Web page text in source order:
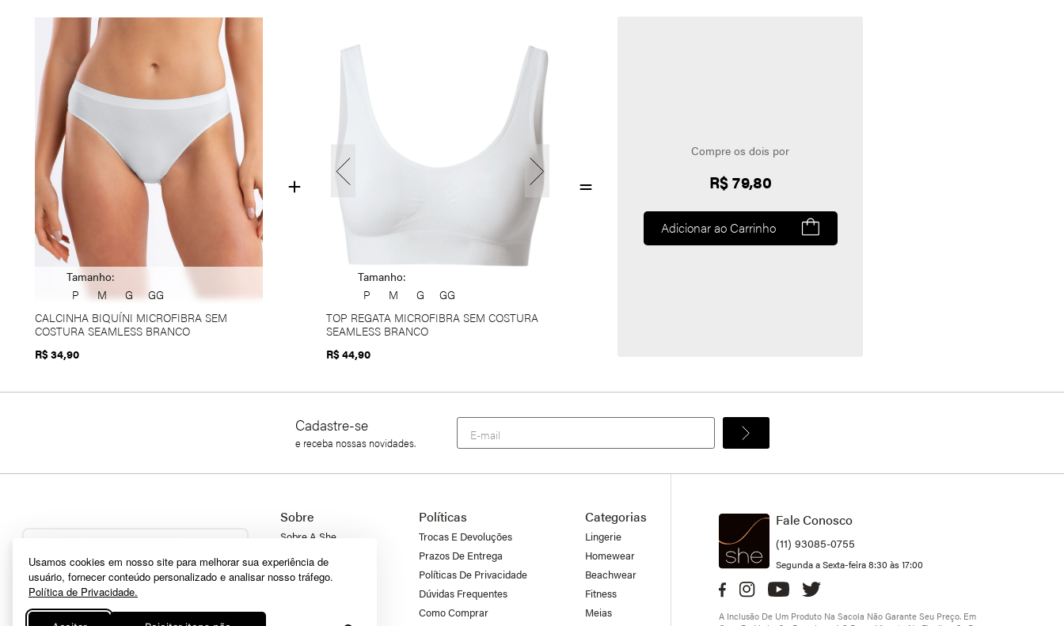
Usamos cookies em nosso site para melhorar sua experiência de
usuário, fornecer conteúdo personalizado e analisar nosso tráfego.
Política de Privacidade.
Tamanho:
G
GG
M
P
CALCINHA BIQUÍNI MICROFIBRA SEM
COSTURA SEAMLESS BRANCO
R$ 34,90
Tamanho:
G
GG
M
P
TOP REGATA MICROFIBRA SEM COSTURA
SEAMLESS BRANCO
R$ 44,90
Compre os dois por
R$ 79,80
Adicionar ao Carrinho
Cadastre-se
e receba nossas novidades.
(11) 93085-0755
WHATSAPP SHE LINGERIE
Fale com a gente peloWhatsapp
Sobre
Sobre A She
Trabalhe Conosco
Fale Conosco
Políticas
Trocas E Devoluções
Prazos De Entrega
Políticas De Privacidade
Dúvidas Frequentes
Como Comprar
Categorias
Lingerie
Homewear
Beachwear
Fitness
Meias
Fale Conosco
(11) 93085-0755
Segunda a Sexta-feira 8:30 às 17:00
A Inclusão De Um Produto Na Sacola Não Garante Seu Preço. Em